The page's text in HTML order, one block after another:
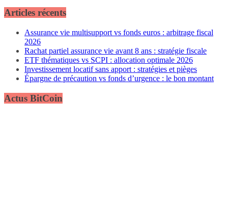
Articles récents
Assurance vie multisupport vs fonds euros : arbitrage fiscal
2026
Rachat partiel assurance vie avant 8 ans : stratégie fiscale
ETF thématiques vs SCPI : allocation optimale 2026
Investissement locatif sans apport : stratégies et pièges
Épargne de précaution vs fonds d’urgence : le bon montant
Actus BitCoin